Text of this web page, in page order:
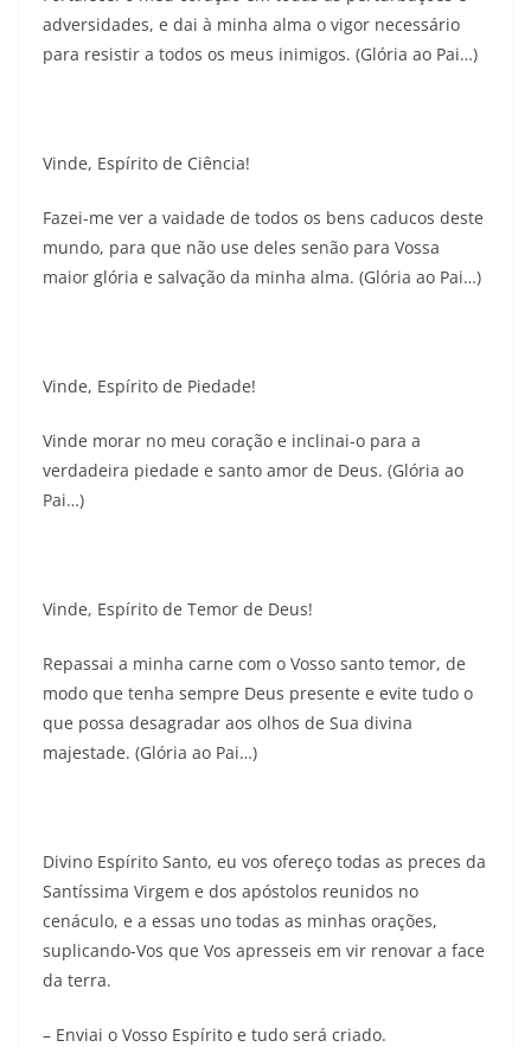
adversidades, e dai à minha alma o vigor necessário
para resistir a todos os meus inimigos. (Glória ao Pai…)
Vinde, Espírito de Ciência!
Fazei-me ver a vaidade de todos os bens caducos deste
mundo, para que não use deles senão para Vossa
maior glória e salvação da minha alma. (Glória ao Pai…)
Vinde, Espírito de Piedade!
Vinde morar no meu coração e inclinai-o para a
verdadeira piedade e santo amor de Deus. (Glória ao
Pai…)
Vinde, Espírito de Temor de Deus!
Repassai a minha carne com o Vosso santo temor, de
modo que tenha sempre Deus presente e evite tudo o
que possa desagradar aos olhos de Sua divina
majestade. (Glória ao Pai…)
Divino Espírito Santo, eu vos ofereço todas as preces da
Santíssima Virgem e dos apóstolos reunidos no
cenáculo, e a essas uno todas as minhas orações,
suplicando-Vos que Vos apresseis em vir renovar a face
da terra.
– Enviai o Vosso Espírito e tudo será criado.